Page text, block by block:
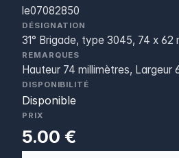
le07082850
DÉSIGNATION
31° Brigade, type 3045, 74 x 62
REMARQUES
Hauteur 74 millimètres, Largeur
DISPONIBILITÉ
Disponible
PRIX
5.00 €